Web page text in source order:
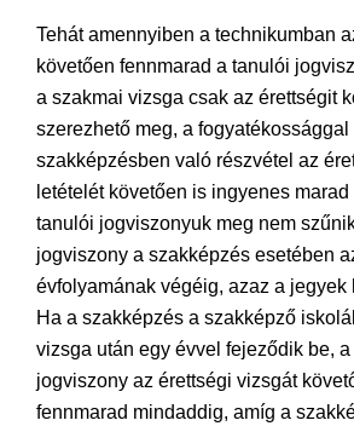
Tehát amennyiben a technikumban
követően fennmarad a tanulói
a szakmai vizsga csak az érettségit
szerezhető meg, a
szakképzésben való részvétel az
letételét követően is ingyenes
tanulói jogviszonyuk meg nem
jogviszony a szakképzés esetében
évfolyamának végéig, azaz a jegyek
Ha a szakképzés a szakképző
vizsga után egy évvel fejeződik be,
jogviszony az érettségi vizsgát
fennmarad mindaddig, amíg a